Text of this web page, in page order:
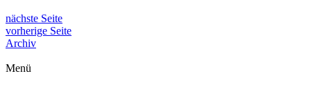
nächste Seite
vorherige Seite
Archiv
Menü